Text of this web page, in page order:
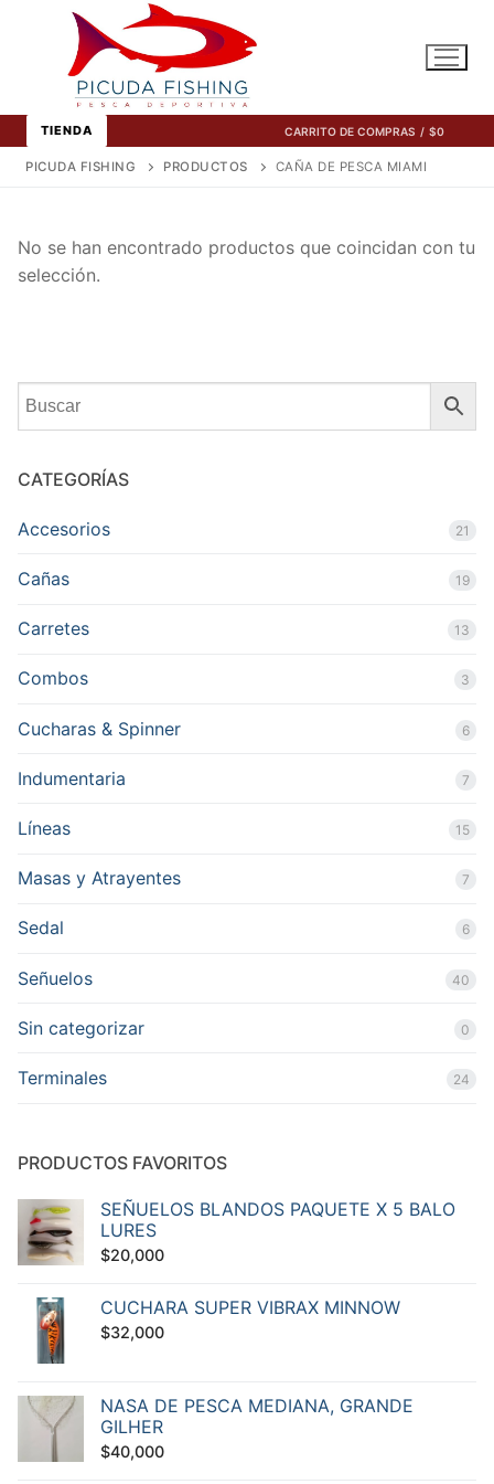
contenido
TIENDA CARRITO DE COMPRAS / $0
PICUDA FISHING PRODUCTOS CAÑA DE PESCA MIAMI
No se han encontrado productos que coincidan con tu
selección.
CATEGORÍAS
Accesorios 21
Cañas 19
Carretes 13
Combos 3
Cucharas & Spinner 6
Indumentaria 7
Líneas 15
Masas y Atrayentes 7
Sedal 6
Señuelos 40
Sin categorizar 0
Terminales 24
PRODUCTOS FAVORITOS
SEÑUELOS BLANDOS PAQUETE X 5 BALO
LURES
$20,000
CUCHARA SUPER VIBRAX MINNOW
$32,000
NASA DE PESCA MEDIANA, GRANDE
GILHER
$40,000